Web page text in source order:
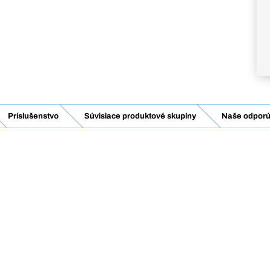
Príslušenstvo Súvisiace produktové skupiny Naše